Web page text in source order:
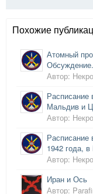
Похожие
Атомный
Обсуждение.
Автор:
Расписание
Мальдив и
Автор:
Расписание
1942 года,
Автор:
Иран и Ось
Автор: